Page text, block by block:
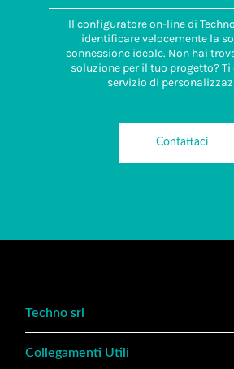
Il configuratore on-line di
identificare velocemente la
connessione ideale. Non hai
soluzione per il tuo progetto?
servizio di
Contattaci
Techno srl
Collegamenti Utili